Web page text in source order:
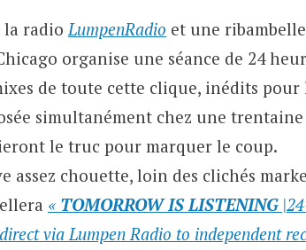
la radio LumpenRadio et une
organise une séance de 24
de toute cette clique, inédits
simultanément chez une
le truc pour marquer le coup.
assez chouette, loin des clichés
« TOMORROW IS LISTENING
via Lumpen Radio to independent